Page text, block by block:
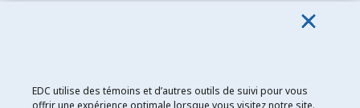
EDC utilise des témoins et d’autres outils de suivi pour vous
offrir une expérience optimale lorsque vous visitez notre site.